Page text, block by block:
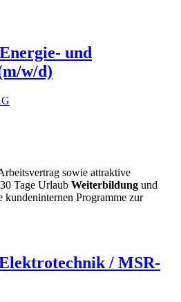
und
w/d)
sowie attraktive
Tage Urlaub Weiterbildung und
Programme zur
/ MSR-